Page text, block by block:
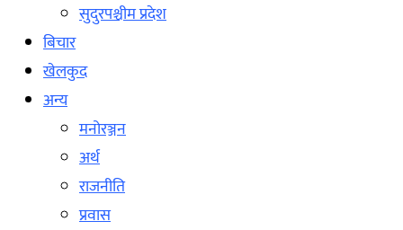
सुदुरपश्चीम प्रदेश
बिचार
खेलकुद
अन्य
मनोरञ्जन
अर्थ
राजनीति
प्रवास